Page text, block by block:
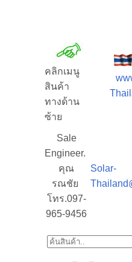
คลิกเมนู
สินค้า
ทางด้าน
ซ้าย
Sale
Engineer.
คุณ
รณชัย
โทร.097-
965-9456
Solar-